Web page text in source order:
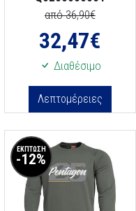
από 36,90€
32,47€
Διαθέσιμο
Λεπτομέρειες
ΕΚΠΤΩΣΗ
-12%